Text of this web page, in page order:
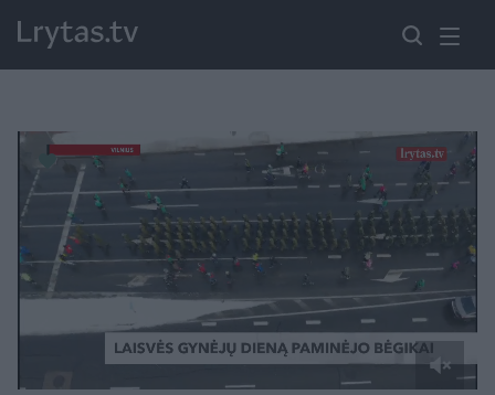
Paremkite Ukrainą